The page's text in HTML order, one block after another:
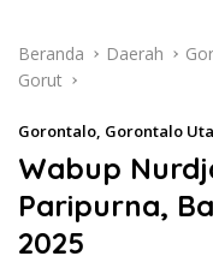
Beranda Daerah
Gorut
Gorontalo, Gorontalo
Wabup
Paripurna,
2025